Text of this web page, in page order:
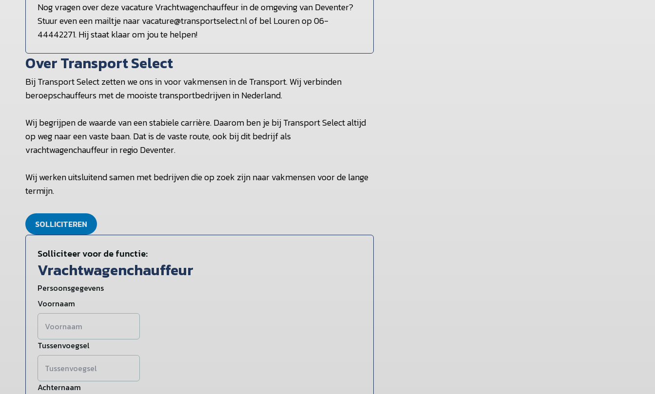
Nog vragen over deze vacature Vrachtwagenchauffeur in de omgeving van Deventer?
Stuur even een mailtje naar vacature@transportselect.nl of bel Louren op 06-
44442271. Hij staat klaar om jou te helpen!
Over Transport Select
Bij Transport Select zetten we ons in voor vakmensen in de Transport. Wij verbinden
beroepschauffeurs met de mooiste transportbedrijven in Nederland.
Wij begrijpen de waarde van een stabiele carrière. Daarom ben je bij Transport Select altijd
op weg naar een vaste baan. Dat is de vaste route, ook bij dit bedrijf als
vrachtwagenchauffeur in regio Deventer.
Wij werken uitsluitend samen met bedrijven die op zoek zijn naar vakmensen voor de lange
termijn.
SOLLICITEREN
Solliciteer voor de functie:
Vrachtwagenchauffeur
Persoonsgegevens
Voornaam
Tussenvoegsel
Achternaam